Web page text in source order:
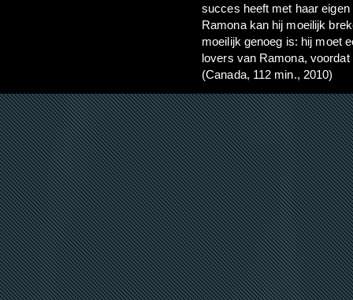
succes heeft met haar
Ramona kan hij moeilijk
moeilijk genoeg is: hij moet
lovers van Ramona,
(Canada, 112 min., 2010)